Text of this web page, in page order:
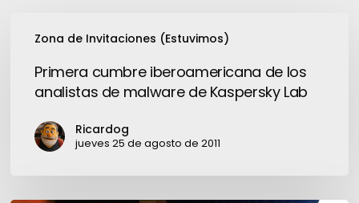
Zona de Invitaciones (Estuvimos)
cumbre
analistas
Primera cumbre iberoamericana de los
analistas de malware de Kaspersky Lab
Ricardog
jueves 25 de agosto de 2011